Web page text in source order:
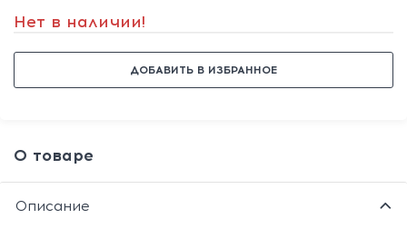
Нет в наличии!
ДОБАВИТЬ В ИЗБРАННОЕ
О товаре
Описание